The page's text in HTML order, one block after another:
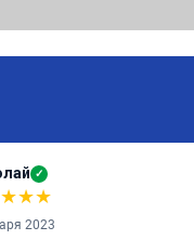
✓
★★★
2023